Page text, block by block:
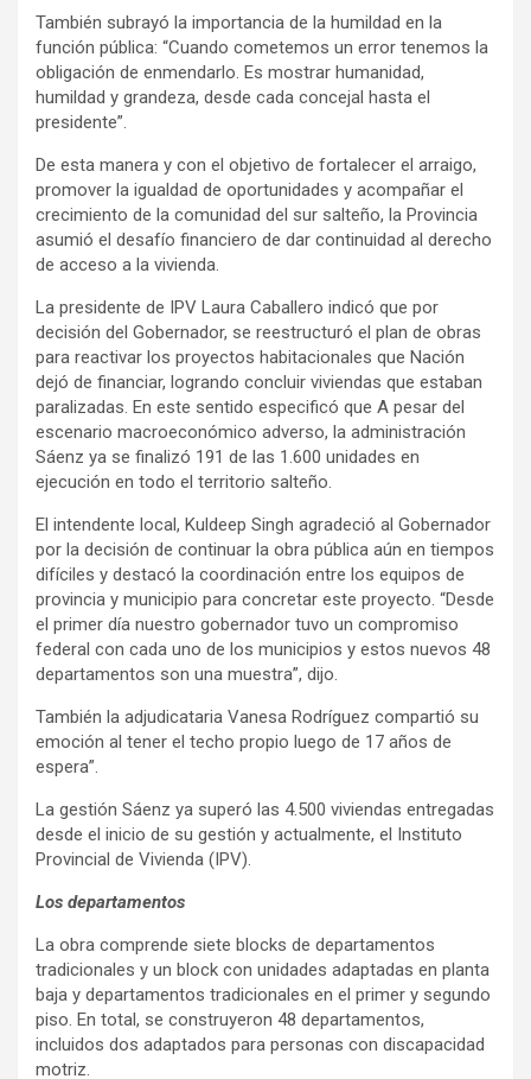
También subrayó la importancia de la humildad en la
función pública: “Cuando cometemos un error tenemos la
obligación de enmendarlo. Es mostrar humanidad,
humildad y grandeza, desde cada concejal hasta el
presidente”.
De esta manera y con el objetivo de fortalecer el arraigo,
promover la igualdad de oportunidades y acompañar el
crecimiento de la comunidad del sur salteño, la Provincia
asumió el desafío financiero de dar continuidad al derecho
de acceso a la vivienda.
La presidente de IPV Laura Caballero indicó que por
decisión del Gobernador, se reestructuró el plan de obras
para reactivar los proyectos habitacionales que Nación
dejó de financiar, logrando concluir viviendas que estaban
paralizadas. En este sentido especificó que A pesar del
escenario macroeconómico adverso, la administración
Sáenz ya se finalizó 191 de las 1.600 unidades en
ejecución en todo el territorio salteño.
El intendente local, Kuldeep Singh agradeció al Gobernador
por la decisión de continuar la obra pública aún en tiempos
difíciles y destacó la coordinación entre los equipos de
provincia y municipio para concretar este proyecto. “Desde
el primer día nuestro gobernador tuvo un compromiso
federal con cada uno de los municipios y estos nuevos 48
departamentos son una muestra”, dijo.
También la adjudicataria Vanesa Rodríguez compartió su
emoción al tener el techo propio luego de 17 años de
espera”.
La gestión Sáenz ya superó las 4.500 viviendas entregadas
desde el inicio de su gestión y actualmente, el Instituto
Provincial de Vivienda (IPV).
Los departamentos
La obra comprende siete blocks de departamentos
tradicionales y un block con unidades adaptadas en planta
baja y departamentos tradicionales en el primer y segundo
piso. En total, se construyeron 48 departamentos,
incluidos dos adaptados para personas con discapacidad
motriz.